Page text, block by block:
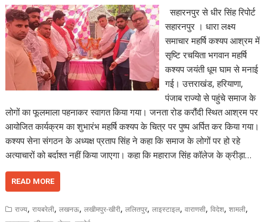
सहारनपुर से धीर सिंह रिपोर्ट
सहारनपुर । धारा लक्ष्य
समाचार महर्षि कश्यप आश्रम में
सृष्टि रचयिता भगवान महर्षि
कश्यप जयंती धूम घाम से मनाई
गई। उत्तराखंड, हरियाणा,
पंजाब राज्यो से पहुंचे समाज के
लोगों का फूलमाला पहनाकर स्वागत किया गया। जनता रोड करौंदी स्थित आश्रम पर
आयोजित कार्यक्रम का शुभारंभ महर्षि कश्यप के चित्र पर पुष्प अर्पित कर किया गया।
कश्यप सेना संगठन के अध्यक्ष प्रताप सिंह ने कहा कि समाज के लोगों पर हो रहे
अत्याचारों को बर्दाश्त नहीं किया जाएगा। कहा कि महाराज सिंह कॉलेज के क्रीड़ा…
READ MORE
राज्य,रायबरेली,लखनऊ,लखीमपुर-खीरी,ललितपुर,लाइस्टाइल,वाराणसी,विदेश,शामली,